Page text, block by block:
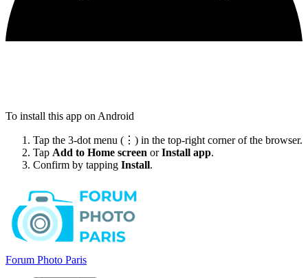
To install this app on Android
Tap the 3-dot menu (⋮) in the top-right corner of the browser.
Tap Add to Home screen orInstall app.
Confirm by tapping Install.
Forum Photo Paris